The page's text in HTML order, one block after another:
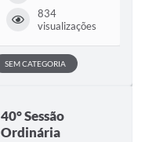
834
visualizações
SEM CATEGORIA
40° Sessão
Ordinária